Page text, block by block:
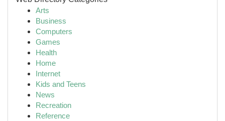
Arts
Business
Computers
Games
Health
Home
Internet
Kids and Teens
News
Recreation
Reference